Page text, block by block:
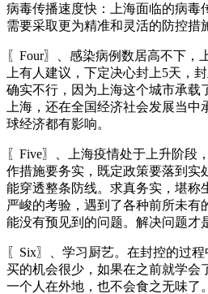
病毒传播速度快：上海面临的病毒
需要采取更为精准和灵活的防控措
〖Four〗、感染病例数居高不下，
上有人建议，下定决心封上5天，
确实不行，因为上海这个城市承载
上海，还在全国经济社会发展当
球经济都有影响。
〖Five〗、上海疫情处于上升阶段
作措施要务实，既定政策要落到实
能穿透整条防线。求真务实，堪称
严峻的考验，遇到了各种前所未有
能没有预见到的问题。解决问题才
〖Six〗、学习厨艺。在封控的过
买的机会很少，如果在之前就学会
一个人在外地，也不会食之无味了